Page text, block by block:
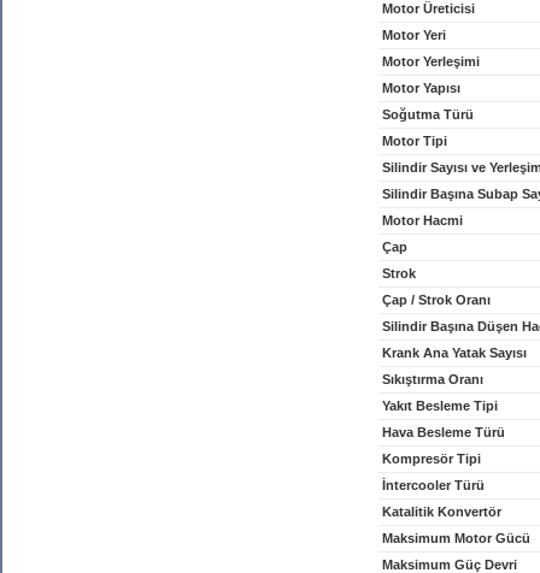
Motor Üreticisi
Motor Yeri
Motor Yerleşimi
Motor Yapısı
Soğutma Türü
Motor Tipi
Silindir Sayısı ve
Silindir Başına Subap
Motor Hacmi
Çap
Strok
Çap / Strok Oranı
Silindir Başına Düşen
Krank Ana Yatak Sayısı
Sıkıştırma Oranı
Yakıt Besleme Tipi
Hava Besleme Türü
Kompresör Tipi
İntercooler Türü
Katalitik Konvertör
Maksimum Motor Gücü
Maksimum Güç Devri